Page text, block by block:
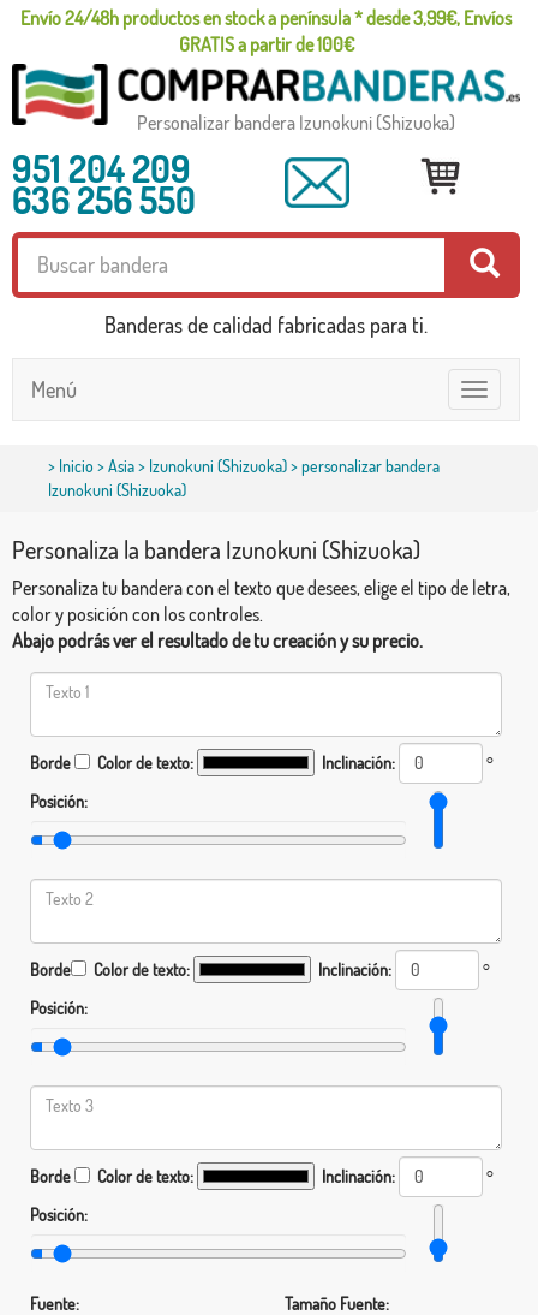
Envío 24/48h productos en stock a península * desde 3,99€, Envíos
GRATIS a partir de 100€
Personalizar bandera Izunokuni (Shizuoka)
951 204 209
636 256 550
Banderas de calidad fabricadas para ti.
Toggle
navigation
Menú
> Inicio>Asia> Izunokuni (Shizuoka)> personalizar bandera
Izunokuni (Shizuoka)
Personaliza la bandera Izunokuni (Shizuoka)
Personaliza tu bandera con el texto que desees, elige el tipo de letra,
color y posición con los controles.
Abajo podrás ver el resultado de tu creación y su precio.
Borde Color de texto: Inclinación:
°
Posición:
Borde Color de texto: Inclinación:
°
Posición:
Borde Color de texto: Inclinación:
°
Posición:
Fuente: Tamaño Fuente: